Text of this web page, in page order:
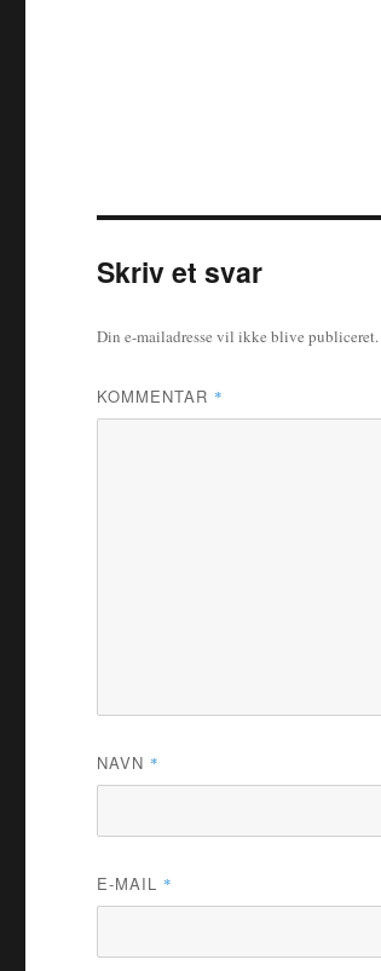
Skriv et svar
Din e-mailadresse vil ikke blive publiceret.
KOMMENTAR *
NAVN *
E-MAIL *